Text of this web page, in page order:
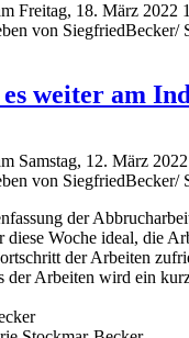
Freitag, 18. März 2022
von SiegfriedBecker/
weiter am
Samstag, 12. März
von SiegfriedBecker/
der
diese Woche ideal, die
der Arbeiten
der Arbeiten wird ein